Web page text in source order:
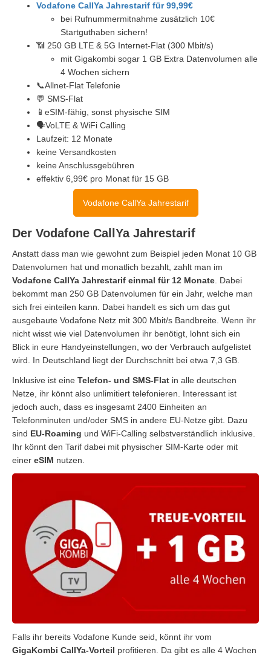
Vodafone CallYa Jahrestarif für 99,99€
bei Rufnummermitnahme zusätzlich 10€
Startguthaben sichern!
📶 250 GB LTE & 5G Internet-Flat (300 Mbit/s)
mit Gigakombi sogar 1 GB Extra Datenvolumen alle
4 Wochen sichern
📞Allnet-Flat Telefonie
💬 SMS-Flat
📱eSIM-fähig, sonst physische SIM
🗣VoLTE & WiFi Calling
Laufzeit: 12 Monate
keine Versandkosten
keine Anschlussgebühren
effektiv 6,99€ pro Monat für 15 GB
Vodafone CallYa Jahrestarif
Der Vodafone CallYa Jahrestarif
Anstatt dass man wie gewohnt zum Beispiel jeden Monat 10 GB
Datenvolumen hat und monatlich bezahlt, zahlt man im
Vodafone CallYa Jahrestarif einmal für 12 Monate. Dabei
bekommt man 250 GB Datenvolumen für ein Jahr, welche man
sich frei einteilen kann. Dabei handelt es sich um das gut
ausgebaute Vodafone Netz mit 300 Mbit/s Bandbreite. Wenn ihr
nicht wisst wie viel Datenvolumen ihr benötigt, lohnt sich ein
Blick in eure Handyeinstellungen, wo der Verbrauch aufgelistet
wird. In Deutschland liegt der Durchschnitt bei etwa 7,3 GB.
Inklusive ist eine Telefon- und SMS-Flat in alle deutschen
Netze, ihr könnt also unlimitiert telefonieren. Interessant ist
jedoch auch, dass es insgesamt 2400 Einheiten an
Telefonminuten und/oder SMS in andere EU-Netze gibt. Dazu
sind EU-Roaming und WiFi-Calling selbstverständlich inklusive.
Ihr könnt den Tarif dabei mit physischer SIM-Karte oder mit
einer eSIM nutzen.
Falls ihr bereits Vodafone Kunde seid, könnt ihr vom
GigaKombi CallYa-Vorteil profitieren. Da gibt es alle 4 Wochen